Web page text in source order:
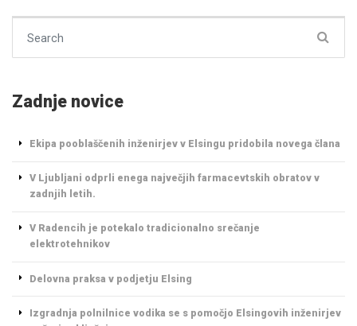
Zadnje novice
Ekipa pooblaščenih inženirjev v Elsingu pridobila novega člana
V Ljubljani odprli enega največjih farmacevtskih obratov v
zadnjih letih.
V Radencih je potekalo tradicionalno srečanje
elektrotehnikov
Delovna praksa v podjetju Elsing
Izgradnja polnilnice vodika se s pomočjo Elsingovih inženirjev